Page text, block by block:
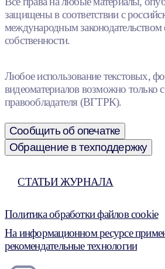
защищены в соответствии с
международным законодательством
собственности.
Любое использование текстовых,
видеоматериалов возможно только с
правообладателя (ВГТРК).
Сообщить об опечатке
Обращение в техподдержку
СТАТЬИ ЖУРНАЛА
Политика обработки файлов cookie
На информационном ресурсе
рекомендательные технологии